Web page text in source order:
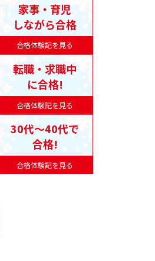
合格体験記を見る
家事・育児
しながら合格
合格体験記を見る
転職・求職中
に合格!
合格体験記を見る
30代〜40代で
合格!